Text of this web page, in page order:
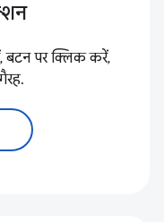
बटन पर क्लिक करें,